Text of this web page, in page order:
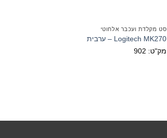
סט מקלדת ועכבר אלחוטי
Logitech MK270 – ערבית
מק"ט: 902